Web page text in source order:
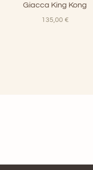
Giacca King Kong
135,00 €